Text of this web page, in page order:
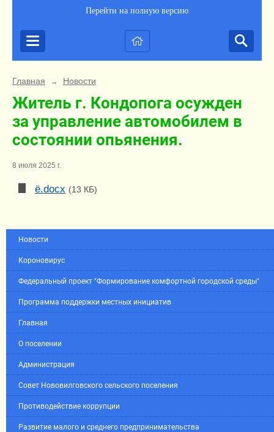
Перейти на полную версию
Главная → Новости
Житель г. Кондопога осужден
за управление автомобилем в
состоянии опьянения.
8 июля 2025 г.
ё.docx (13 КБ)
Новости
Короновирус
Федеральный проект "Формирование комфортной городской среды"
Программа поддержки местных инициатив
Главная
О поселении
Администрация
Совет Нововилговского сельского поселения
Противодействие коррупции
Развитие малого и среднего предпринимательства